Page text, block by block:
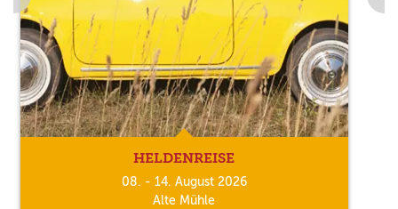
HELDENREISE
08. - 14. August 2026
Alte Mühle